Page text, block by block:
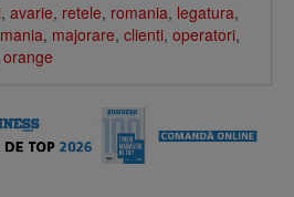
, avarie, retele, romania, legatura,
, majorare, clienti, operatori,
orange